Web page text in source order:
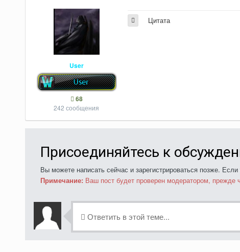
User
68
242 сообщения
Цитата
Присоединяйтесь к
Вы можете написать сейчас и зарегистрироваться позже. Если
Примечание: Ваш пост будет проверен модератором, прежде
Ответить в этой теме...